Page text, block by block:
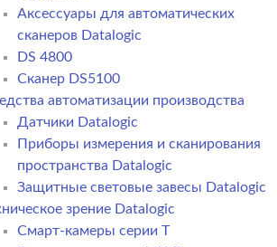
Аксессуары для автоматических
сканеров Datalogic
DS 4800
Сканер DS5100
автоматизации производства
Датчики Datalogic
Приборы измерения и сканирования
пространства Datalogic
Защитные световые завесы Datalogic
зрение Datalogic
Смарт-камеры серии T